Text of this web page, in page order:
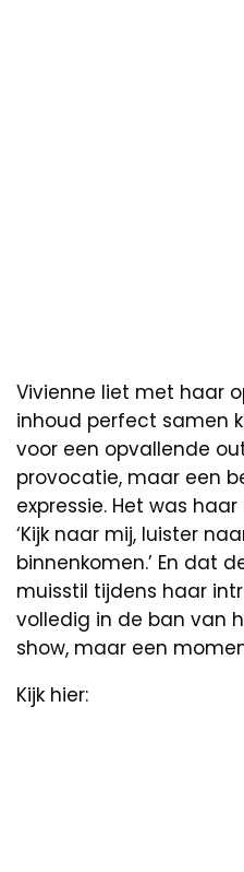
Vivienne liet met haar
inhoud perfect samen
voor een opvallende
provocatie, maar een
expressie. Het was
‘Kijk naar mij, luister
binnenkomen.’ En dat
muisstil tijdens haar
volledig in de ban van
show, maar een
Kijk hier: